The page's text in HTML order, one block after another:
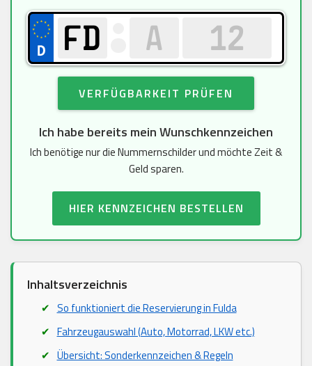
VERFÜGBARKEIT PRÜFEN
Ich habe bereits mein Wunschkennzeichen
Ich benötige nur die Nummernschilder und möchte Zeit &
Geld sparen.
HIER KENNZEICHEN BESTELLEN
Inhaltsverzeichnis
So funktioniert die Reservierung in Fulda
Fahrzeugauswahl (Auto, Motorrad, LKW etc.)
Übersicht: Sonderkennzeichen & Regeln